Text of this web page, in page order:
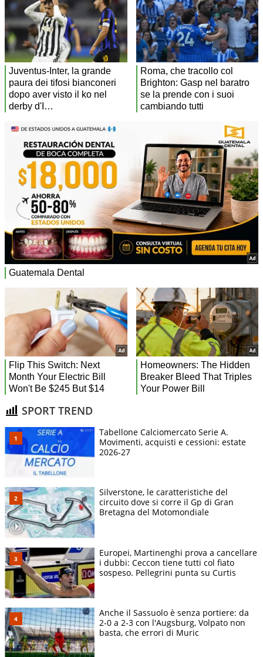
SPORT TREND
Tabellone Calciomercato Serie A.
Movimenti, acquisti e cessioni: estate
2026-27
Silverstone, le caratteristiche del
circuito dove si corre il Gp di Gran
Bretagna del Motomondiale
Europei, Martinenghi prova a cancellare
i dubbi: Ceccon tiene tutti col fiato
sospeso. Pellegrini punta su Curtis
Anche il Sassuolo è senza portiere: da
2-0 a 2-3 con l'Augsburg, Volpato non
basta, che errori di Muric